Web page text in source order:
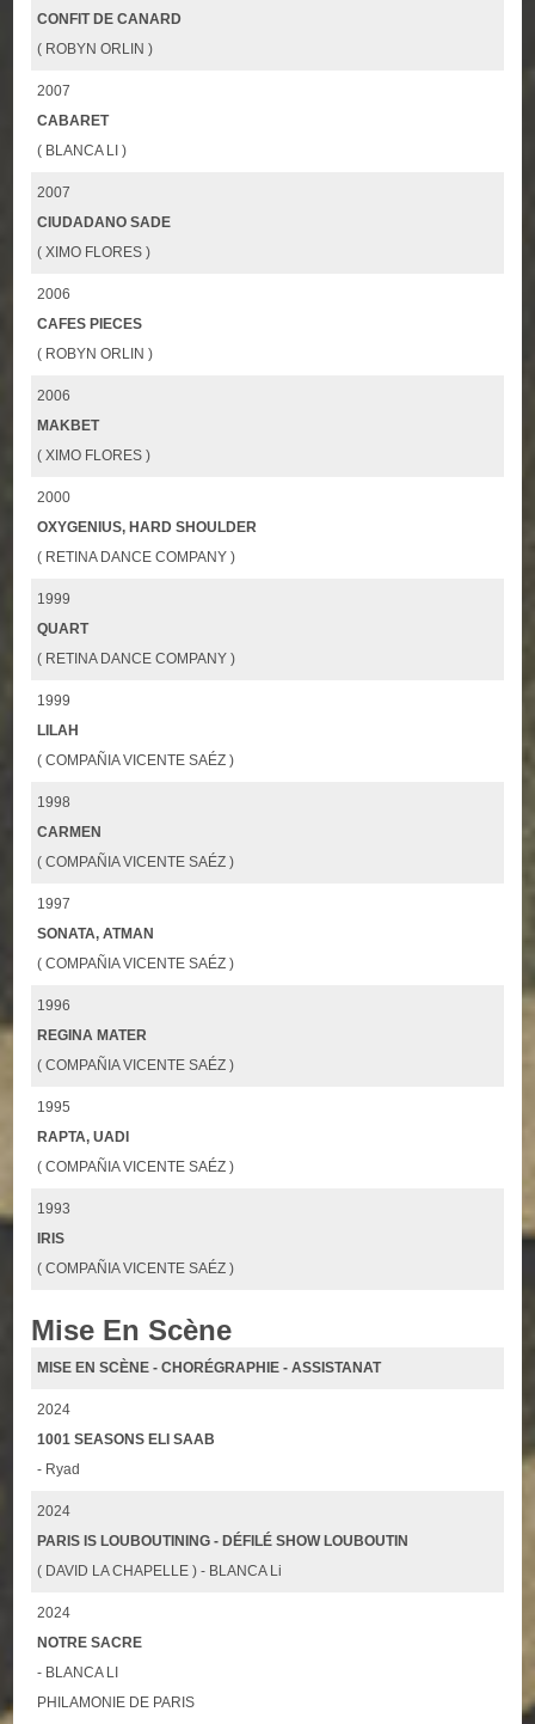
CONFIT DE CANARD
( ROBYN ORLIN )
2007
CABARET
( BLANCA LI )
2007
CIUDADANO SADE
( XIMO FLORES )
2006
CAFES PIECES
( ROBYN ORLIN )
2006
MAKBET
( XIMO FLORES )
2000
OXYGENIUS, HARD SHOULDER
( RETINA DANCE COMPANY )
1999
QUART
( RETINA DANCE COMPANY )
1999
LILAH
( COMPAÑIA VICENTE SAÉZ )
1998
CARMEN
( COMPAÑIA VICENTE SAÉZ )
1997
SONATA, ATMAN
( COMPAÑIA VICENTE SAÉZ )
1996
REGINA MATER
( COMPAÑIA VICENTE SAÉZ )
1995
RAPTA, UADI
( COMPAÑIA VICENTE SAÉZ )
1993
IRIS
( COMPAÑIA VICENTE SAÉZ )
Mise En Scène
MISE EN SCÈNE - CHORÉGRAPHIE - ASSISTANAT
2024
1001 SEASONS ELI SAAB
- Ryad
2024
PARIS IS LOUBOUTINING - DÉFILÉ SHOW LOUBOUTIN
( DAVID LA CHAPELLE ) - BLANCA Li
2024
NOTRE SACRE
- BLANCA LI
PHILAMONIE DE PARIS